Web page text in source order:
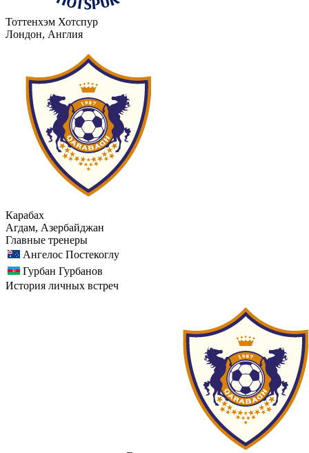
Тоттенхэм Хотспур
Лондон, Англия
Карабах
Агдам, Азербайджан
Главные тренеры
Ангелос Постекоглу
Гурбан Гурбанов
История личных встреч